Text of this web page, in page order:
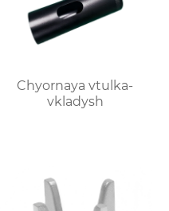
Chyornaya vtulka-
vkladysh